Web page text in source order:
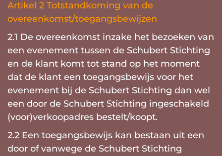
Artikel 2 Totstandkoming van de
overeenkomst/toegangsbewijzen
2.1 De overeenkomst inzake het bezoeken van
een evenement tussen de Schubert Stichting
en de klant komt tot stand op het moment
dat de klant een toegangsbewijs voor het
evenement bij de Schubert Stichting dan wel
een door de Schubert Stichting ingeschakeld
(voor)verkoopadres bestelt/koopt.
2.2 Een toegangsbewijs kan bestaan uit een
door of vanwege de Schubert Stichting